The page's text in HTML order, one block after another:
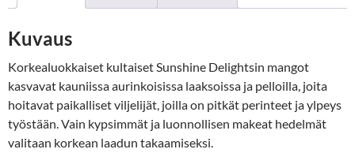
Kuvaus
Korkealuokkaiset kultaiset Sunshine Delightsin mangot
kasvavat kauniissa aurinkoisissa laaksoissa ja pelloilla, joita
hoitavat paikalliset viljelijät, joilla on pitkät perinteet ja ylpeys
työstään. Vain kypsimmät ja luonnollisen makeat hedelmät
valitaan korkean laadun takaamiseksi.